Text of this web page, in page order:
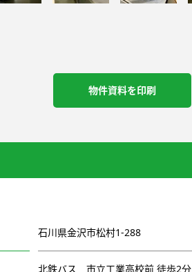
物件資料を印刷
石川県金沢市松村1-288
北鉄バス 市立工業高校前 徒歩2分